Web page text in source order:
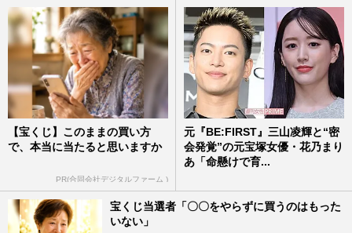
【宝くじ】このままの買い方
で、本当に当たると思いますか
PR(合同会社デジタルファーム )
元『BE:FIRST』三山凌輝と“密
会発覚”の元宝塚女優・花乃まり
あ「命懸けで育...
宝くじ当選者「〇〇をやらずに買うのはもった
いない」